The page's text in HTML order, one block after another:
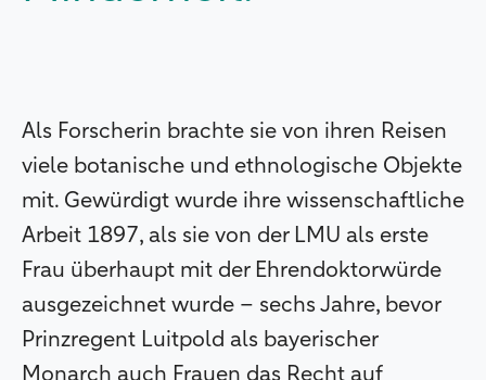
Als Forscherin brachte sie von ihren Reisen
viele botanische und ethnologische Objekte
mit. Gewürdigt wurde ihre wissenschaftliche
Arbeit 1897, als sie von der LMU als erste
Frau überhaupt mit der Ehrendoktorwürde
ausgezeichnet wurde – sechs Jahre, bevor
Prinzregent Luitpold als bayerischer
Monarch auch Frauen das Recht auf